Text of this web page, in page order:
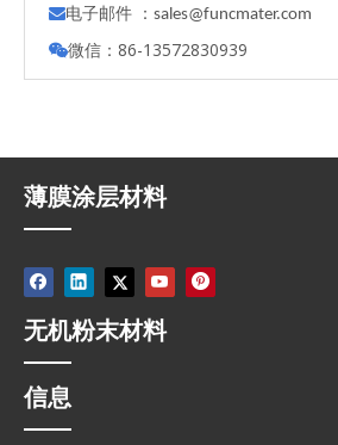
电子邮件 ： sales@funcmater.com
微信：86-13572830939
薄膜涂层材料
无机粉末材料
信息